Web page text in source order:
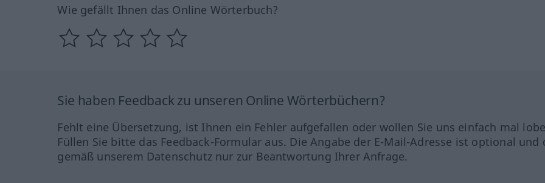
Wie gefällt Ihnen das Online Wörterbuch?
Sie haben Feedback zu unseren Online Wörterbüchern?
Fehlt eine Übersetzung, ist Ihnen ein Fehler aufgefallen oder wollen Sie uns einfach mal
Füllen Sie bitte das Feedback-Formular aus. Die Angabe der E-Mail-Adresse ist optional und
gemäß unserem Datenschutz nur zur Beantwortung Ihrer Anfrage.